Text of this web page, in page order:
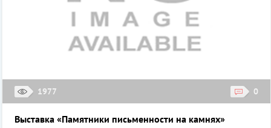
1977 0
Выставка «Памятники письменности на камнях»